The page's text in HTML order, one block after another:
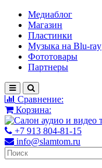
Медиаблог
Магазин
Пластинки
Музыка на Blu-ray
Фототовары
Партнеры
Сравнение:
Корзина:
+7 913 804-81-15
info@slamtom.ru